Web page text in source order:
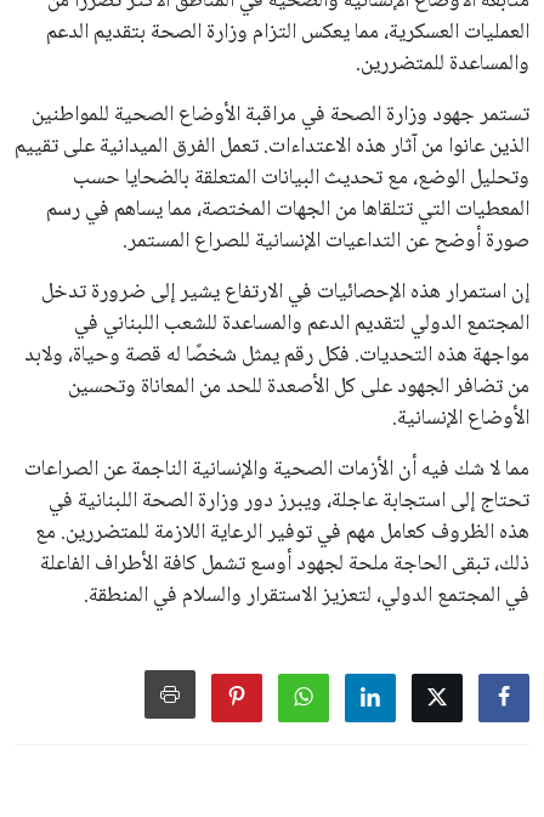
العمليات العسكرية، مما يعكس التزام وزارة الصحة بتقديم الدعم
والمساعدة للمتضررين.
تستمر جهود وزارة الصحة في مراقبة الأوضاع الصحية للمواطنين
الذين عانوا من آثار هذه الاعتداءات. تعمل الفرق الميدانية على تقييم
وتحليل الوضع، مع تحديث البيانات المتعلقة بالضحايا حسب
المعطيات التي تتلقاها من الجهات المختصة، مما يساهم في رسم
صورة أوضح عن التداعيات الإنسانية للصراع المستمر.
إن استمرار هذه الإحصائيات في الارتفاع يشير إلى ضرورة تدخل
المجتمع الدولي لتقديم الدعم والمساعدة للشعب اللبناني في
مواجهة هذه التحديات. فكل رقم يمثل شخصًا له قصة وحياة، ولابد
من تضافر الجهود على كل الأصعدة للحد من المعاناة وتحسين
الأوضاع الإنسانية.
مما لا شك فيه أن الأزمات الصحية والإنسانية الناجمة عن الصراعات
تحتاج إلى استجابة عاجلة، ويبرز دور وزارة الصحة اللبنانية في
هذه الظروف كعامل مهم في توفير الرعاية اللازمة للمتضررين. مع
ذلك، تبقى الحاجة ملحة لجهود أوسع تشمل كافة الأطراف الفاعلة
في المجتمع الدولي، لتعزيز الاستقرار والسلام في المنطقة.